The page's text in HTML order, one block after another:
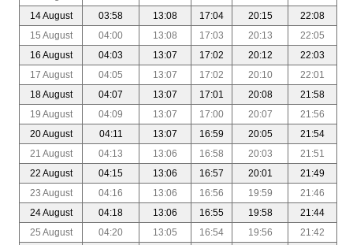
14 August
03:58 13:08 17:04 20:15
22:08
15 August
04:00 13:08 17:03 20:13
22:05
16 August
04:03 13:07 17:02 20:12
22:03
17 August
04:05 13:07 17:02 20:10
22:01
18 August
04:07 13:07 17:01 20:08
21:58
19 August
04:09 13:07 17:00 20:07
21:56
20 August
04:11 13:07 16:59 20:05
21:54
21 August
04:13 13:06 16:58 20:03
21:51
22 August
04:15 13:06 16:57 20:01
21:49
23 August
04:16 13:06 16:56 19:59
21:46
24 August
04:18 13:06 16:55 19:58
21:44
25 August
04:20 13:05 16:54 19:56
21:42